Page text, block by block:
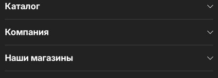
Каталог
Компания
Наши магазины